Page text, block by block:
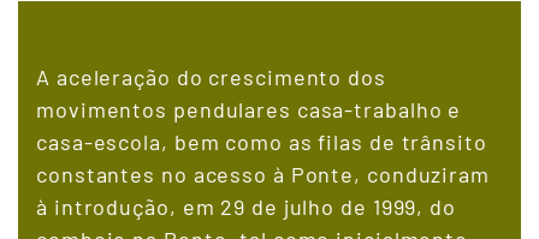
A aceleração do crescimento dos
movimentos pendulares casa-trabalho e
casa-escola, bem como as filas de trânsito
constantes no acesso à Ponte, conduziram
à introdução, em 29 de julho de 1999, do